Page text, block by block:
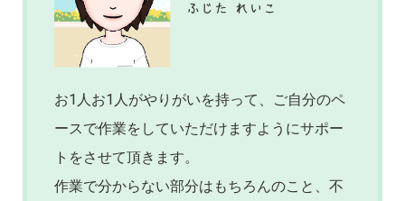
お1人お1人がやりがいを持って、ご自分のペ
ースで作業をしていただけますようにサポー
トをさせて頂きます。
作業で分からない部分はもちろんのこと、不